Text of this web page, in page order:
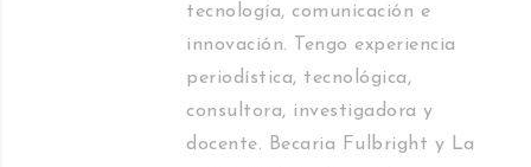
tecnología, comunicación e
innovación. Tengo experiencia
periodística, tecnológica,
consultora, investigadora y
docente. Becaria Fulbright y La